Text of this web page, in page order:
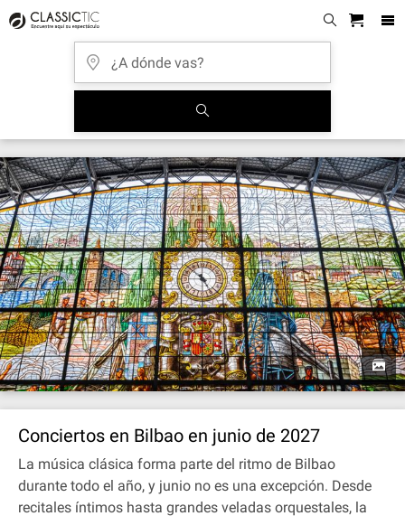
Conciertos en Bilbao en junio de 2027
La música clásica forma parte del ritmo de Bilbao
durante todo el año, y junio no es una excepción. Desde
recitales íntimos hasta grandes veladas orquestales, la